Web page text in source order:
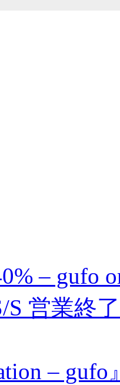
– gufo
S 営業終
– gufo